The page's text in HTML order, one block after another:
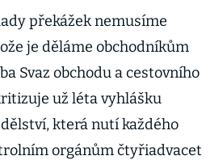
překážek nemusíme
je děláme obchodníkům
Svaz obchodu a cestovního
už léta vyhlášku
která nutí každého
orgánům čtyřiadvacet